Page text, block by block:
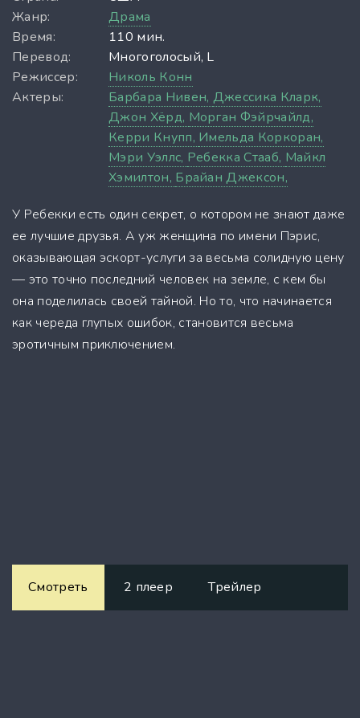
Жанр:
Драма
Время:
110 мин.
Перевод:
Многоголосый, L
Режиссер:
Николь Конн
Актеры:
Барбара Нивен, Джессика Кларк,
Джон Хёрд, Морган Фэйрчайлд,
Керри Кнупп, Имельда Коркоран,
Мэри Уэллс, Ребекка Стааб, Майкл
Хэмилтон, Брайан Джексон,
У Ребекки есть один секрет, о котором не знают даже
ее лучшие друзья. А уж женщина по имени Пэрис,
оказывающая эскорт-услуги за весьма солидную цену
— это точно последний человек на земле, с кем бы
она поделилась своей тайной. Но то, что начинается
как череда глупых ошибок, становится весьма
эротичным приключением.
Смотреть 2 плеер Трейлер